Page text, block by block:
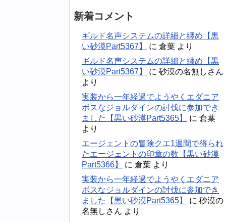
新着コメント
ギルド名声システムの詳細と纏め【黒
い砂漠Part5367】
に 倉葉 より
ギルド名声システムの詳細と纏め【黒
い砂漠Part5367】
に 砂漠の名無しさん
より
実装から一年経過でようやくエダニア
ボスなジョルダインの討伐に参加でき
ました【黒い砂漠Part5365】
に 倉葉
より
エージェントの冒険クエ1週間で得られ
たエージェントの印章の数【黒い砂漠
Part5366】
に 倉葉 より
実装から一年経過でようやくエダニア
ボスなジョルダインの討伐に参加でき
ました【黒い砂漠Part5365】
に 砂漠の
名無しさん より